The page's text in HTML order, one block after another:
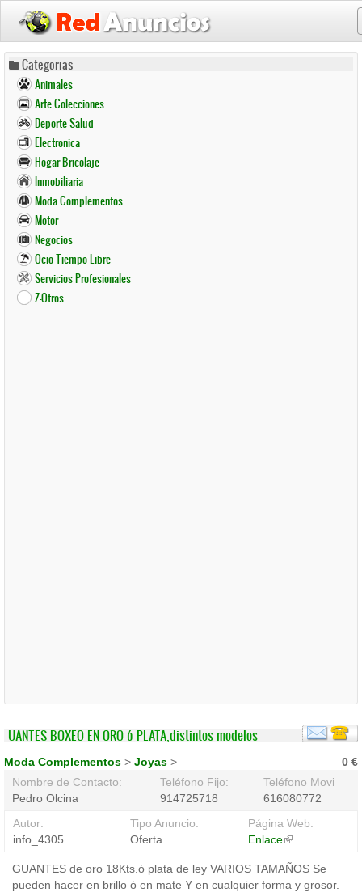
Pasar
contenido
principal
Categorias
Animales
Arte Colecciones
Deporte Salud
Electronica
Hogar Bricolaje
Inmobiliaria
Moda Complementos
Motor
Negocios
Ocio Tiempo Libre
Servicios Profesionales
Z-Otros
UANTES BOXEO EN ORO ó PLATA,distintos modelos
0 €
Moda Complementos > Joyas >
Nombre de Contacto:
Pedro Olcina
Teléfono Fijo:
914725718
Teléfono Movil:
616080772
Autor:
info_4305
Tipo Anuncio:
Oferta
Página Web:
Enlace(link
external)
GUANTES de oro 18Kts.ó plata de ley VARIOS TAMAÑOS Se
pueden hacer en brillo ó en mate Y en cualquier forma y grosor.